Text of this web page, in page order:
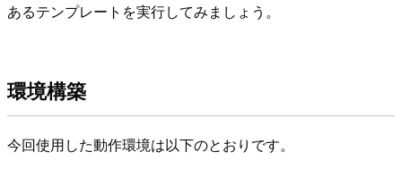
あるテンプレートを実行してみましょう。
環境構築
今回使用した動作環境は以下のとおりです。